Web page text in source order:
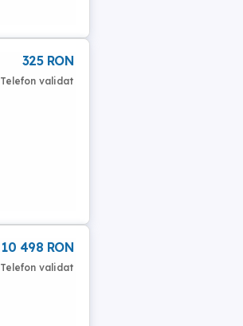
325 RON
Telefon validat
10 498 RON
Telefon validat